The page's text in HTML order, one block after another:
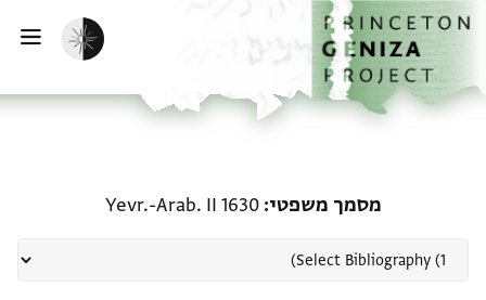
דילוג לתוכן
דף הבית
הפעלת מצב כהה
מסמך משפטי Yevr.-Arab. II 1630